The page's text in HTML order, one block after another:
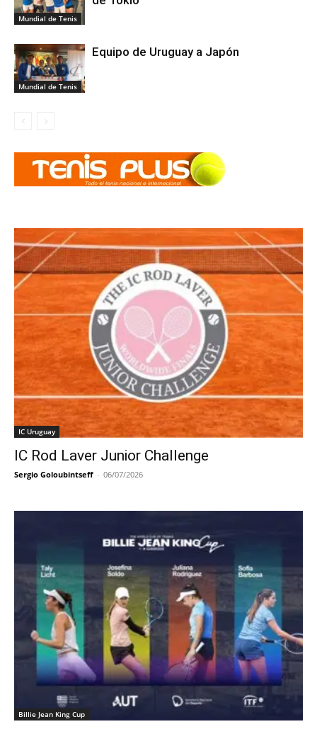
Mundial de Tenis
Mundial de Tenis
Equipo de Uruguay a Japón
IC Uruguay
IC Rod Laver Junior Challenge
Sergio Goloubintseff - 06/07/2026
Billie Jean King Cup